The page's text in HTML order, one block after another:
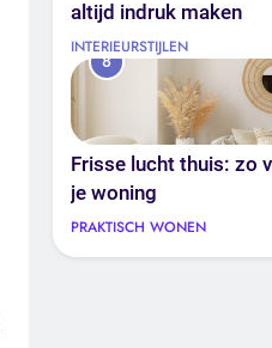
altijd indruk maken
INTERIEURSTIJLEN
8
Frisse lucht thuis: zo
je woning
PRAKTISCH WONEN